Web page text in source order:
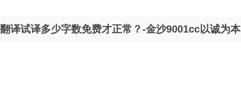
翻译试译多少字数免费才正常？-金沙9001cc以诚为本